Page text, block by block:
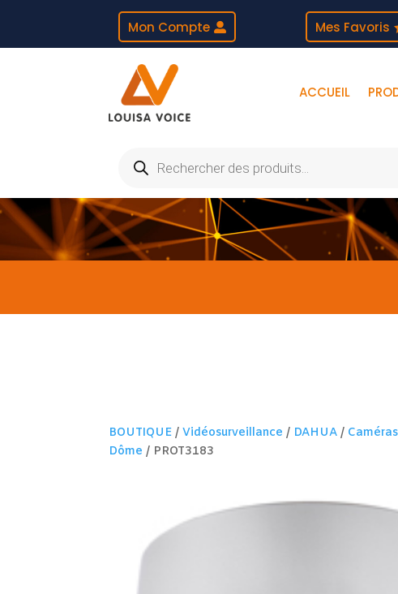
Mon Compte Mes Favoris
ACCUEIL
produits
BOUTIQUE /Vidéosurveillance / DAHUA /
Dôme / PROT3183